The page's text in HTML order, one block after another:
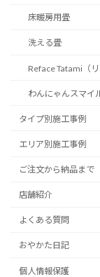
床暖房用畳
洗える畳
Reface Tatami（リ
わんにゃんスマイ
タイプ別施工事例
エリア別施工事例
ご注文から納品まで
店舗紹介
よくある質問
おやかた日記
個人情報保護